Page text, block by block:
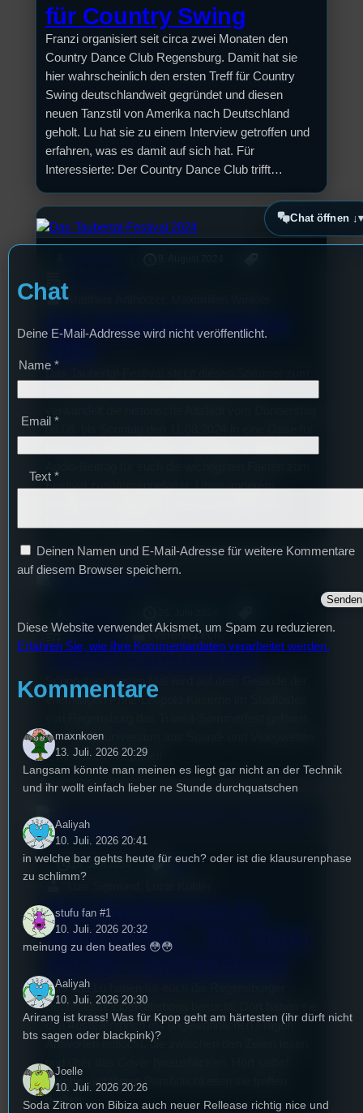
für Country Swing
Franzi organisiert seit circa zwei Monaten den
Country Dance Club Regensburg. Damit hat sie
hier wahrscheinlich den ersten Treff für Country
Swing deutschlandweit gegründet und diesen
neuen Tanzstil von Amerika nach Deutschland
geholt. Lu hat sie zu einem Interview getroffen und
erfahren, was es damit auf sich hat. Für
Interessierte: Der Country Dance Club trifft…
Matthias Antholzer, Maximilian Winkler
Das Taubertal-Festival
Das Taubertal-Festival steigt diesen Sommer zum
08.08. bis Sonntag den 11.08.2024 in eine Oase für
Festival zusammengefasst. Unter anderem
Kulturcheck Verena Zech
Transit Sommerfest
Schon zum vierten Mal wird auf dem Gelände der
ehemaligen Prinz-Leopold-Kaserne im Stadtosten
Ein Paralleluniversum aus Sound- und Videowelten
– wir waren live dabei!
16. Juni 2024 Stadt
Eine Buchmesse im
Kreuzverhör – Der Stufu
Luis und Lu haben für euch die Regensburger
Buchmesse LibeRatisbona besucht. Dort haben sie
den Austeller:innen mit ungewöhnlichen Fragen
Antworten entlockt, die zwischen den Zeilen lesen
und über das Cover hinausblicken. Hört selbst
welche vielfältigen Persönlichkeiten sie treffen
durften …
Chat öffnen ↓
Chat
Deine E-Mail-Addresse wird nicht veröffentlicht.
Name *
Email *
Text *
Deinen Namen und E-Mail-Adresse für weitere Kommentare
auf diesem Browser speichern.
Diese Website verwendet Akismet, um Spam zu reduzieren.
Erfahren Sie, wie Ihre Kommentardaten verarbeitet werden.
Kommentare
maxnkoen
13. Juli. 2026 20:29
Langsam könnte man meinen es liegt gar nicht an der Technik
und ihr wollt einfach lieber ne Stunde durchquatschen
Aaliyah
10. Juli. 2026 20:41
in welche bar gehts heute für euch? oder ist die klausurenphase
zu schlimm?
stufu fan #1
10. Juli. 2026 20:32
meinung zu den beatles 😳😳
Aaliyah
10. Juli. 2026 20:30
Arirang ist krass! Was für Kpop geht am härtesten (ihr dürft nicht
bts sagen oder blackpink)?
Joelle
10. Juli. 2026 20:26
Soda Zitron von Bibiza auch neuer Rellease richtig nice und